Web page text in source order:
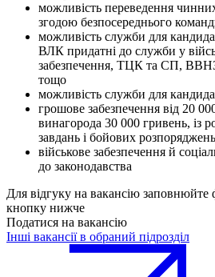
можливість переведення
згодою безпосереднього
можливість служби для
ВЛК придатні до служби у
забезпечення, ТЦК та СП,
тощо
можливість служби для
грошове забезпечення від 20
винагорода 30 000 гривень, із
завдань і бойових розпоряджень
військове забезпечення й
до законодавства
Для відгуку на вакансію
кнопку нижче
Податися на вакансію
Інші вакансії в обраний підрозділ